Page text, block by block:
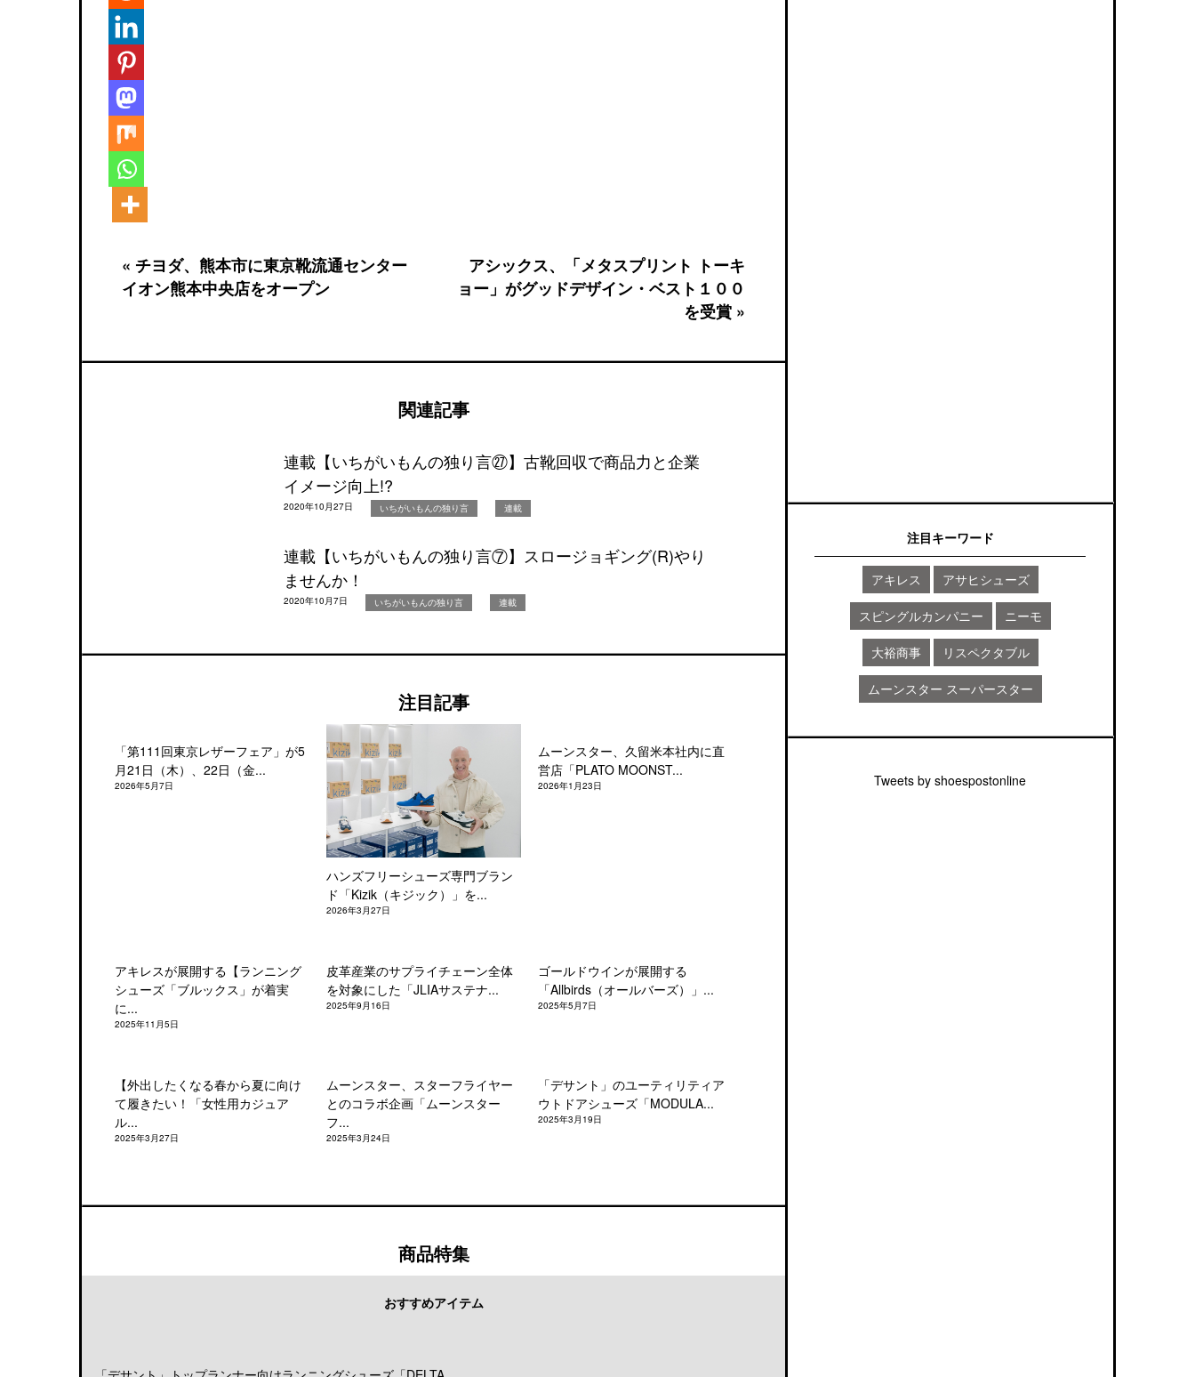
« チヨダ、熊本市に東京靴流通センター
イオン熊本中央店をオープン
アシックス、「メタスプリント トーキ
ョー」がグッドデザイン・ベスト１００
を受賞 »
関連記事
連載【いちがいもんの独り言㉗】古靴回収で商品力と企業
イメージ向上!?
2020年10月27日 いちがいもんの独り言 連載
連載【いちがいもんの独り言⑦】スロージョギング(R)やり
ませんか！
2020年10月7日 いちがいもんの独り言 連載
注目記事
「第111回東京レザーフェア」が5
月21日（木）、22日（金...
2026年5月7日
ハンズフリーシューズ専門ブラン
ド「Kizik（キジック）」を...
2026年3月27日
ムーンスター、久留米本社内に直
営店「PLATO MOONST...
2026年1月23日
アキレスが展開する【ランニング
シューズ「ブルックス」が着実
に...
2025年11月5日
皮革産業のサプライチェーン全体
を対象にした「JLIAサステナ...
2025年9月16日
ゴールドウインが展開する
「Allbirds（オールバーズ）」...
2025年5月7日
【外出したくなる春から夏に向け
て履きたい！「女性用カジュア
ル...
2025年3月27日
ムーンスター、スターフライヤー
とのコラボ企画「ムーンスター
フ...
2025年3月24日
「デサント」のユーティリティア
ウトドアシューズ「MODULA...
2025年3月19日
商品特集
おすすめアイテム
注目キーワード
アキレス アサヒシューズ
スピングルカンパニー ニーモ
大裕商事 リスペクタブル
ムーンスター スーパースター
Tweets by shoespostonline